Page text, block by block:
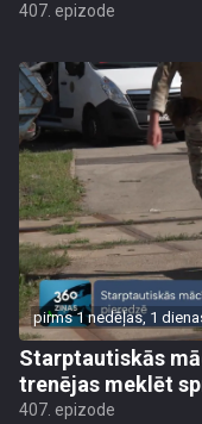
407. epizode
pirms 1 nedēļas, 1
Starptautiskās
trenējas meklēt
407. epizode